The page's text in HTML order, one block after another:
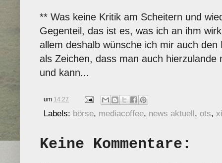
** Was keine Kritik am Scheitern und
Gegenteil, das ist es, was ich an ihm
allem deshalb wünsche ich mir auch
als Zeichen, dass man auch
und kann...
um 14:27
Labels: börse, mediacoffee, news aktuell, ots,
Keine Kommentare: